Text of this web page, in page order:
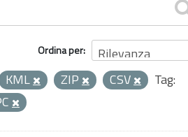
Ordina per
KML ZIP CSV
Tag: